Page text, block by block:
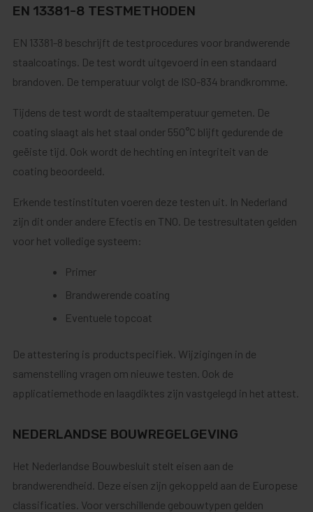
EN 13381-8 TESTMETHODEN
EN 13381-8 beschrijft de testprocedures voor brandwerende
staalcoatings. De test wordt uitgevoerd in een standaard
brandoven. De temperatuur volgt de ISO-834 brandkromme.
Tijdens de test wordt de staaltemperatuur gemeten. De
coating slaagt als het staal onder 550°C blijft gedurende de
geëiste tijd. Ook wordt de hechting en integriteit van de
coating beoordeeld.
Erkende testinstituten voeren deze testen uit. In Nederland
zijn dit onder andere Efectis en TNO. De testresultaten gelden
voor het volledige systeem:
Primer
Brandwerende coating
Eventuele topcoat
De attestering is productspecifiek. Wijzigingen in de
samenstelling vragen om nieuwe testen. Ook de
applicatiemethode en laagdiktes zijn vastgelegd in het attest.
NEDERLANDSE BOUWREGELGEVING
Het Nederlandse Bouwbesluit stelt eisen aan de
brandwerendheid. Deze eisen zijn gekoppeld aan de Europese
classificaties. Voor verschillende gebouwtypen gelden